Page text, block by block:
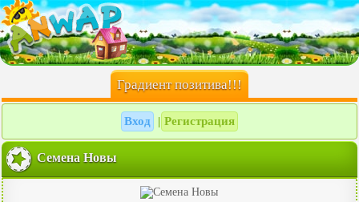
Градиент позитива!!!
Вход Регистрация
Семена Новы